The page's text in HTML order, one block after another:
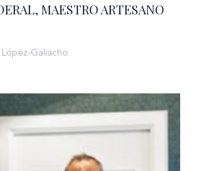
MAESTRO ARTESANO
Galiacho